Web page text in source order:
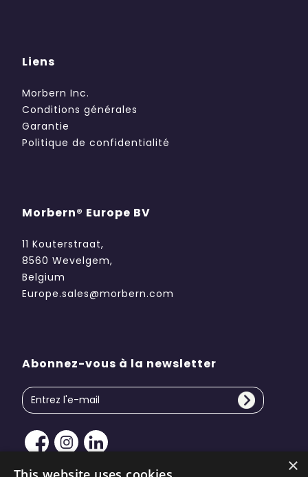
Liens
Morbern Inc.
Conditions générales
Garantie
Politique de confidentialité
Morbern® Europe BV
11 Kouterstraat,
8560 Wevelgem,
Belgium
Europe.sales@morbern.com
Abonnez-vous à la newsletter
×